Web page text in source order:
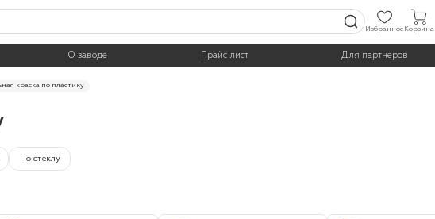
ИзбранноеКорзина
О заводе Прайс лист Для партнёров
краска по пластику
По стеклу
Тара